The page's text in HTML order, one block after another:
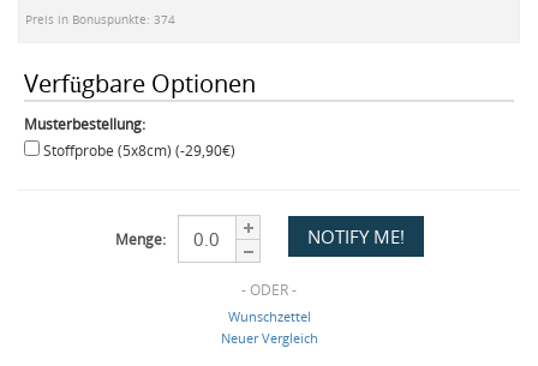
Preis in Bonuspunkte: 374
Verfügbare Optionen
Musterbestellung:
Stoffprobe (5x8cm) (-29,90€)
Menge:
- ODER -
Wunschzettel
Neuer Vergleich